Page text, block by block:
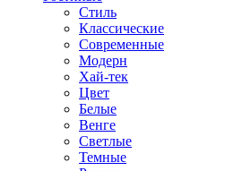
Стиль
Классические
Современные
Модерн
Хай-тек
Цвет
Белые
Венге
Светлые
Темные